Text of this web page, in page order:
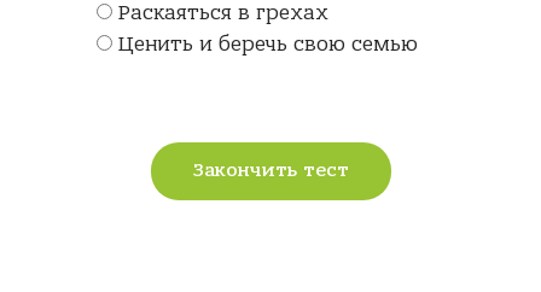
Раскаяться в грехах
Ценить и беречь свою семью
Закончить тест